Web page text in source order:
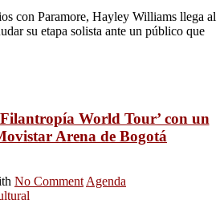
con Paramore, Hayley Williams llega al
su etapa solista ante un público que
World Tour’ con un
Arena de Bogotá
No Comment Agenda